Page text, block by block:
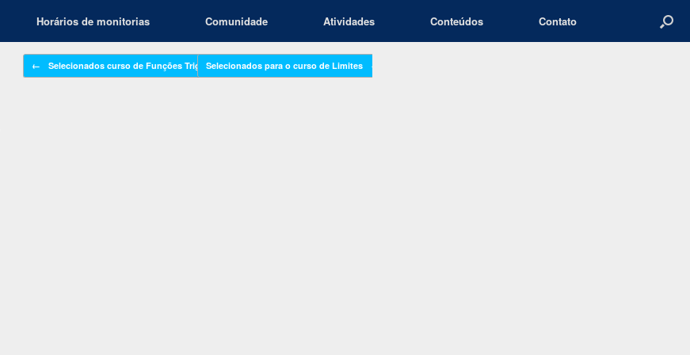
Horários de monitorias Comunidade Atividades Conteúdos Contato
Navegação de posts
← Selecionados curso de Funções Trigonométricas,…Selecionados para o curso de Limites →